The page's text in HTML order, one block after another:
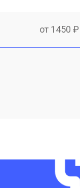
от 1450 ₽
от 3300 ₽